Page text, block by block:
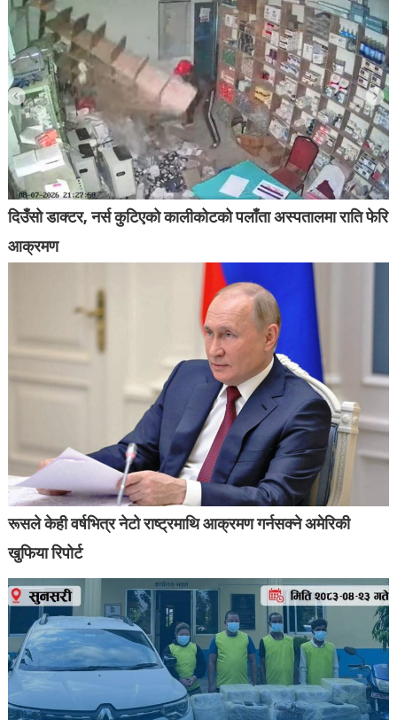
दिउँसो डाक्टर, नर्स कुटिएको कालीकोटको पलाँता अस्पतालमा राति फेरि
आक्रमण
रूसले केही वर्षभित्र नेटो राष्ट्रमाथि आक्रमण गर्नसक्ने अमेरिकी
खुफिया रिपोर्ट